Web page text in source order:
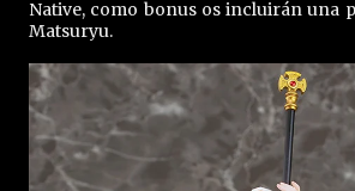
Native, como bonus os incluirán una
Matsuryu.